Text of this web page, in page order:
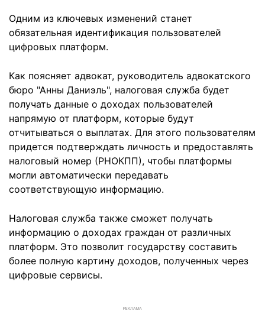
Одним из ключевых изменений станет
обязательная идентификация пользователей
цифровых платформ.
Как поясняет адвокат, руководитель адвокатского
бюро "Анны Даниэль", налоговая служба будет
получать данные о доходах пользователей
напрямую от платформ, которые будут
отчитываться о выплатах. Для этого пользователям
придется подтверждать личность и предоставлять
налоговый номер (РНОКПП), чтобы платформы
могли автоматически передавать
соответствующую информацию.
Налоговая служба также сможет получать
информацию о доходах граждан от различных
платформ. Это позволит государству составить
более полную картину доходов, полученных через
цифровые сервисы.
РЕКЛАМА